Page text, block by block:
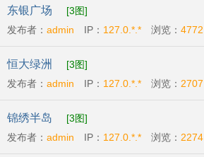
04-14
东银广场
[3图]
发布者： admin IP： 127.0.*.* 浏览： 4772
04-23
恒大绿洲
[3图]
发布者： admin IP： 127.0.*.* 浏览： 2707
锦绣半岛
[3图]
发布者： admin IP： 127.0.*.* 浏览： 2274